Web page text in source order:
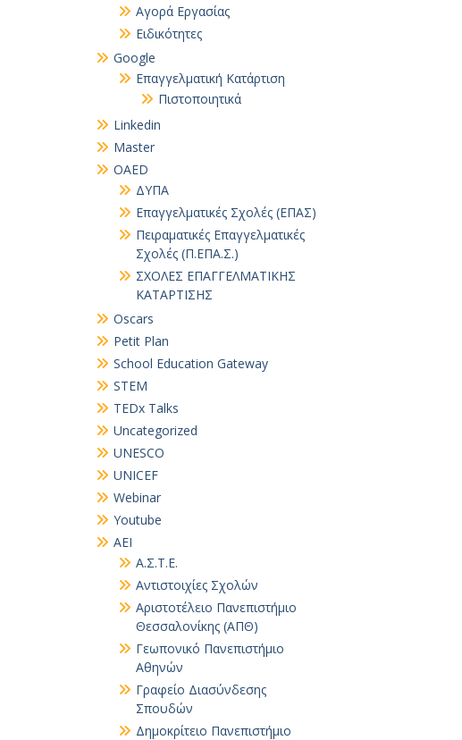
Αγορά Εργασίας
Ειδικότητες
Google
Επαγγελματική Κατάρτιση
Πιστοποιητικά
Linkedin
Master
OAED
ΔΥΠΑ
Επαγγελματικές Σχολές (ΕΠΑΣ)
Πειραματικές Επαγγελματικές
Σχολές (Π.ΕΠΑ.Σ.)
ΣΧΟΛΕΣ ΕΠΑΓΓΕΛΜΑΤΙΚΗΣ
ΚΑΤΑΡΤΙΣΗΣ
Oscars
Petit Plan
School Education Gateway
STEM
TEDx Talks
Uncategorized
UNESCO
UNICEF
Webinar
Youtube
ΑΕΙ
Α.Σ.Τ.Ε.
Αντιστοιχίες Σχολών
Αριστοτέλειο Πανεπιστήμιο
Θεσσαλονίκης (ΑΠΘ)
Γεωπονικό Πανεπιστήμιο
Αθηνών
Γραφείο Διασύνδεσης
Σπουδών
Δημοκρίτειο Πανεπιστήμιο